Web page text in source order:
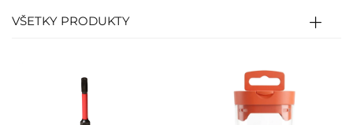
VŠETKY PRODUKTY